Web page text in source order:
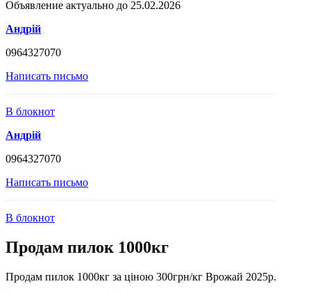
Объявление актуально до 25.02.2026
Андрій
0964327070
Написать письмо
В блокнот
Андрій
0964327070
Написать письмо
В блокнот
Продам пилок 1000кг
Продам пилок 1000кг за ціною 300грн/кг Врожай 2025р.